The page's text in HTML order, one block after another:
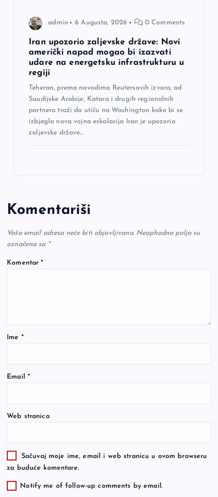
admin 6 Augusta, 2026 0 Comments
Iran upozorio zaljevske države: Novi
američki napad mogao bi izazvati
udare na energetsku infrastrukturu u
regiji
Teheran, prema navodima Reutersovih izvora, od
Saudijske Arabije, Katara i drugih regionalnih
partnera traži da utiču na Washington kako bi se
izbjegla nova vojna eskalacija Iran je upozorio
zaljevske države…
Komentariši
Vaša email adresa neće biti objavljivana. Neophodna polja su
označena sa *
Komentar*
Ime *
Email *
Web stranica
Sačuvaj moje ime, email i web stranicu u ovom browseru
za buduće komentare.
Notify me of follow-up comments by email.